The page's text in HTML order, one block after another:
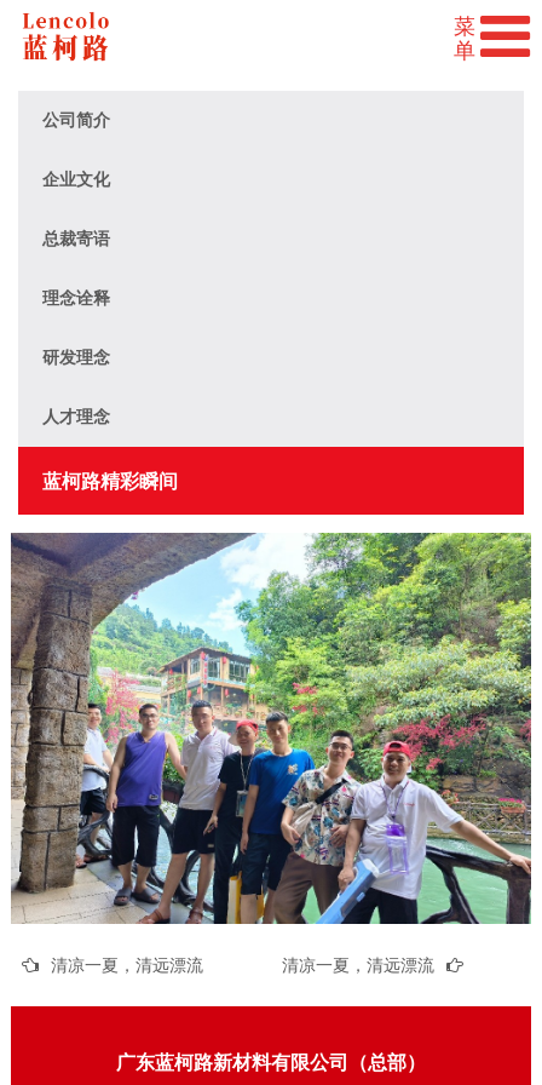
公司简介
企业文化
总裁寄语
理念诠释
研发理念
人才理念
蓝柯路精彩瞬间
清凉一夏，清远漂流 清凉一夏，清远漂流
广东蓝柯路新材料有限公司（总部）